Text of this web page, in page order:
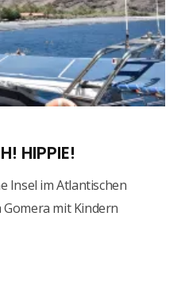
HIPPIE!
Insel im Atlantischen
Gomera mit Kindern